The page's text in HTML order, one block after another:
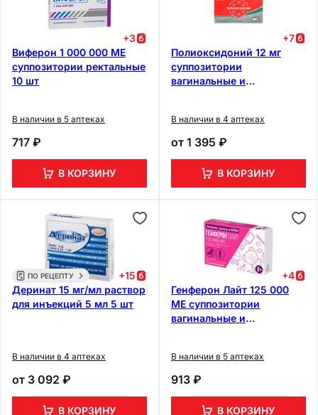
+3
Виферон 1 000 000 МЕ
суппозитории ректальные
10 шт
В наличии в 5 аптеках
717 ₽
В КОРЗИНУ
+7
Полиоксидоний 12 мг
суппозитории
вагинальные и
В наличии в 4 аптеках
от 1 395 ₽
В КОРЗИНУ
ПО РЕЦЕПТУ +15
Деринат 15 мг/мл раствор
для инъекций 5 мл 5 шт
В наличии в 4 аптеках
от 3 092 ₽
В КОРЗИНУ
+4
Генферон Лайт 125 000
МЕ суппозитории
вагинальные и
В наличии в 5 аптеках
913 ₽
В КОРЗИНУ